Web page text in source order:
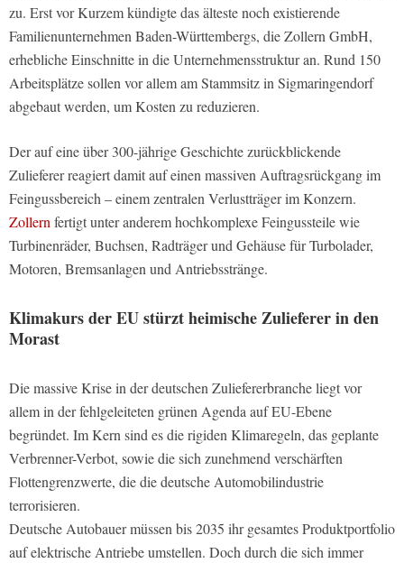
zu. Erst vor Kurzem kündigte das älteste noch existierende
Familienunternehmen Baden-Württembergs, die Zollern GmbH,
erhebliche Einschnitte in die Unternehmensstruktur an. Rund 150
Arbeitsplätze sollen vor allem am Stammsitz in Sigmaringendorf
abgebaut werden, um Kosten zu reduzieren.
Der auf eine über 300-jährige Geschichte zurückblickende
Zulieferer reagiert damit auf einen massiven Auftragsrückgang im
Feingussbereich – einem zentralen Verlustträger im Konzern.
Zollernfertigt unter anderem hochkomplexe Feingussteile wie
Turbinenräder, Buchsen, Radträger und Gehäuse für Turbolader,
Motoren, Bremsanlagen und Antriebsstränge.
Klimakurs der EU stürzt heimische Zulieferer in den
Morast
Die massive Krise in der deutschen Zuliefererbranche liegt vor
allem in der fehlgeleiteten grünen Agenda auf EU-Ebene
begründet. Im Kern sind es die rigiden Klimaregeln, das geplante
Verbrenner-Verbot, sowie die sich zunehmend verschärften
Flottengrenzwerte, die die deutsche Automobilindustrie
terrorisieren.
Deutsche Autobauer müssen bis 2035 ihr gesamtes Produktportfolio
auf elektrische Antriebe umstellen. Doch durch die sich immer